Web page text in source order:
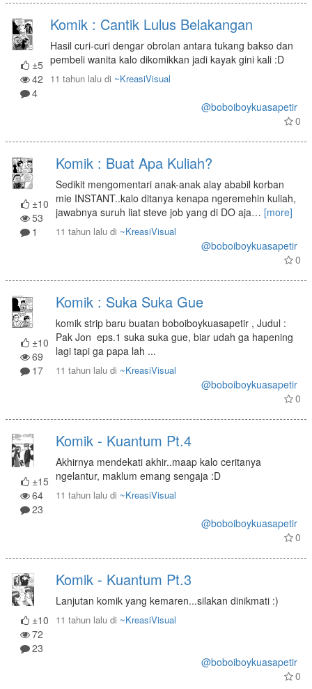
±5
42
4
Komik : Cantik Lulus Belakangan
Hasil curi-curi dengar obrolan antara tukang bakso dan
pembeli wanita kalo dikomikkan jadi kayak gini kali :D
11 tahun laludi ~KreasiVisual
@boboiboykuasapetir
0
±10
53
1
Komik : Buat Apa Kuliah?
Sedikit mengomentari anak-anak alay ababil korban
mie INSTANT..kalo ditanya kenapa ngeremehin kuliah,
jawabnya suruh liat steve job yang di DO aja… [more]
11 tahun laludi ~KreasiVisual
@boboiboykuasapetir
0
±10
69
17
Komik : Suka Suka Gue
komik strip baru buatan boboiboykuasapetir , Judul :
Pak Jon eps.1 suka suka gue, biar udah ga hapening
lagi tapi ga papa lah ...
11 tahun laludi ~KreasiVisual
@boboiboykuasapetir
0
±15
64
23
Komik - Kuantum Pt.4
Akhirnya mendekati akhir..maap kalo ceritanya
ngelantur, maklum emang sengaja :D
11 tahun laludi ~KreasiVisual
@boboiboykuasapetir
0
±10
72
23
Komik - Kuantum Pt.3
Lanjutan komik yang kemaren...silakan dinikmati :)
11 tahun laludi ~KreasiVisual
@boboiboykuasapetir
0